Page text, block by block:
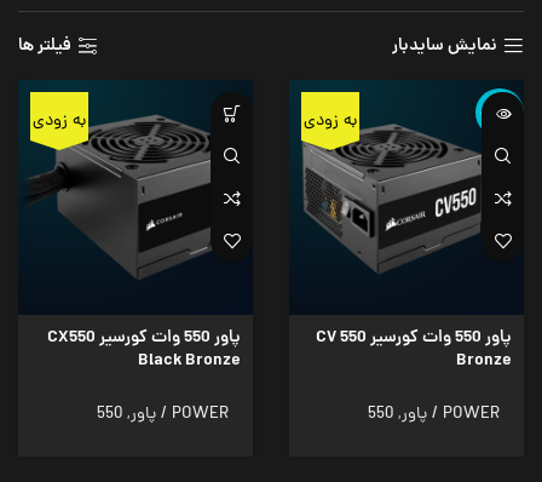
نمایش سایدبار فیلتر ها
به زودی ناموجود
پاور 550 وات کورسیر CV 550
Bronze
POWER / پاور ,
550
به زودی
پاور 550 وات کورسیر CX550
Black Bronze
POWER / پاور ,
550